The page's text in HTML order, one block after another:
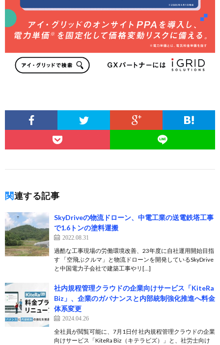
関連する記事
SkyDriveの物流ドローン、中電工業の送電鉄塔工事
で1.6トンの塗料運搬
2022.08.31
過酷な工事現場の労働環境改善、23年度に自社運用開始目指
す 「空飛ぶクルマ」と物流ドローンを開発しているSkyDrive
と中国電力子会社で建築工事やリ[…]
社内規程管理クラウドの企業向けサービス「KiteRa
Biz」、企業のガバナンスと内部統制強化推進へ料金
体系変更
2024.04.26
全社員が閲覧可能に、7月1日付 社内規程管理クラウドの企業
向けサービス「KiteRa Biz（キテラビズ）」と、社労士向け